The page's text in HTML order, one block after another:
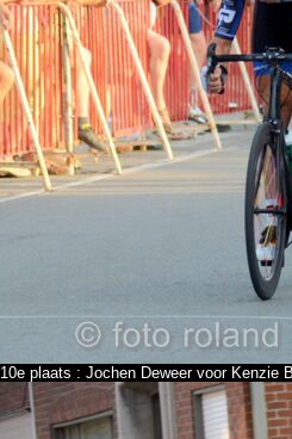
10e plaats : Jochen Deweer voor Kenzie